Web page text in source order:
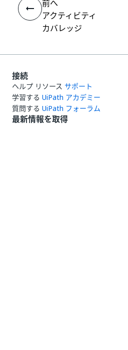
前へ
アクティビティ
カバレッジ
接続
ヘルプ リソース サポート
学習する UiPath アカデミー
質問する UiPath フォーラム
最新情報を取得